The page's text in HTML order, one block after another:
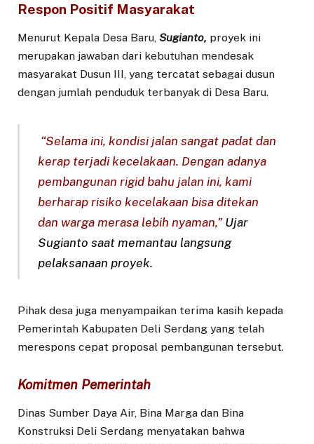
Respon Positif Masyarakat
Menurut Kepala Desa Baru, Sugianto, proyek ini
merupakan jawaban dari kebutuhan mendesak
masyarakat Dusun III, yang tercatat sebagai dusun
dengan jumlah penduduk terbanyak di Desa Baru.
“Selama ini, kondisi jalan sangat padat dan
kerap terjadi kecelakaan. Dengan adanya
pembangunan rigid bahu jalan ini, kami
berharap risiko kecelakaan bisa ditekan
dan warga merasa lebih nyaman,”Ujar
Sugianto saat memantau langsung
pelaksanaan proyek.
Pihak desa juga menyampaikan terima kasih kepada
Pemerintah Kabupaten Deli Serdang yang telah
merespons cepat proposal pembangunan tersebut.
Komitmen Pemerintah
Dinas Sumber Daya Air, Bina Marga dan Bina
Konstruksi Deli Serdang menyatakan bahwa